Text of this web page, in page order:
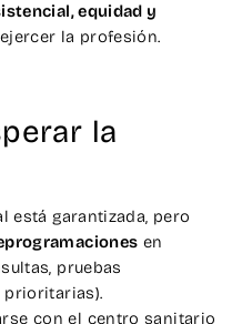
equidad y
la profesión.
la
está garantizada, pero
en
pruebas
prioritarias).
con el centro sanitario